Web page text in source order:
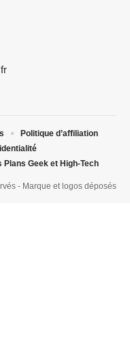
- Marque et logos déposés
Politique d’affiliation
Geek et High-Tech